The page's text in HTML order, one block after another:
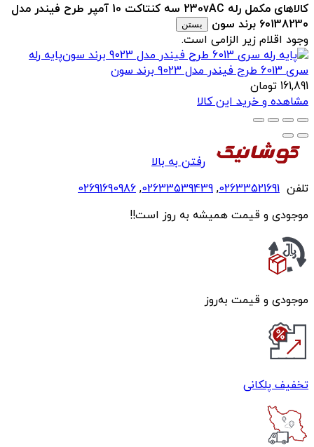
کالاهای مکمل رله 230vAC سه کنتاکت 10 آمپر طرح فیندر مدل
60138230 برند سون
بستن
وجود اقلام زیر الزامی است.
پایه رله
سری 6013 طرح فیندر مدل 9023 برند سون
161,891 تومان
مشاهده و خرید این کالا
رفتن به بالا
تلفن 02633521691
,
02633539439
,
02691690986
موجودی و قیمت همیشه به روز است!!
موجودی و قیمت به‌روز
تخفیف پلکانی